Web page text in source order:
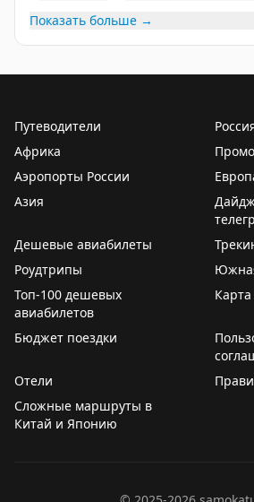
🕐 Время работы:8:30–17:30 (вход
приехали к 8 утра и парк уже
так как покупали билеты в Вичате,
№34 до остановки «Зоопарк».
20 минут. Мы ехали на такси за 18
💡 Совет:приезжайте к открытию
активнее, а панды бодрствуют до
шанс застать их в движении
#Бэйдайхэ
#Бэйдайхэ #Китай
Показать больше →
Путеводители
Африка
Аэропорты России
Азия
Дешевые авиабилеты
Роудтрипы
Топ-100 дешевых
авиабилетов
Бюджет поездки
Отели
Сложные маршруты в
Китай и Японию